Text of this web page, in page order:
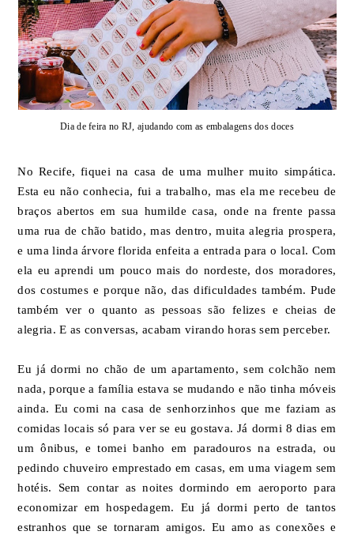
Dia de feira no RJ, ajudando com as embalagens dos doces
No Recife, fiquei na casa de uma mulher muito simpática.
Esta eu não conhecia, fui a trabalho, mas ela me recebeu de
braços abertos em sua humilde casa, onde na frente passa
uma rua de chão batido, mas dentro, muita alegria prospera,
e uma linda árvore florida enfeita a entrada para o local. Com
ela eu aprendi um pouco mais do nordeste, dos moradores,
dos costumes e porque não, das dificuldades também. Pude
também ver o quanto as pessoas são felizes e cheias de
alegria. E as conversas, acabam virando horas sem perceber.
Eu já dormi no chão de um apartamento, sem colchão nem
nada, porque a família estava se mudando e não tinha móveis
ainda. Eu comi na casa de senhorzinhos que me faziam as
comidas locais só para ver se eu gostava. Já dormi 8 dias em
um ônibus, e tomei banho em paradouros na estrada, ou
pedindo chuveiro emprestado em casas, em uma viagem sem
hotéis. Sem contar as noites dormindo em aeroporto para
economizar em hospedagem. Eu já dormi perto de tantos
estranhos que se tornaram amigos. Eu amo as conexões e